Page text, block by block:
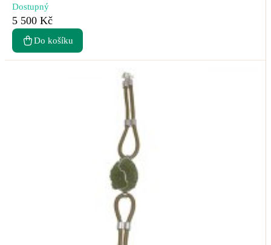
Dostupný
5 500 Kč
Do košíku